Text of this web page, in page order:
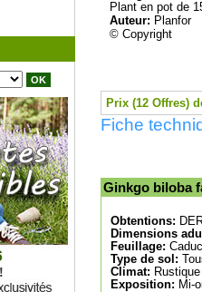
Plant en pot de
Auteur: Planfor
© Copyright
Prix (12 Offres)
Fiche
Ginkgo biloba
Obtentions:
Dimensions
Feuillage:
Type de sol:
Climat:
Exposition: Mi-